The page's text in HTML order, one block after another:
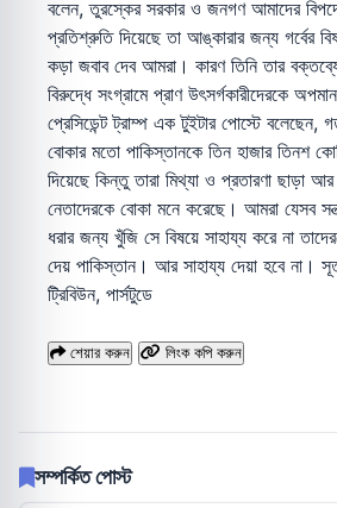
বলেন, তুরস্কের সরকার ও জনগণ আমাদের
প্রতিশ্রুতি দিয়েছে তা আঙ্কারার জন্য গর্বের
কড়া জবাব দেব আমরা। কারণ তিনি তার
বিরুদ্ধে সংগ্রামে প্রাণ উৎসর্গকারীদেরকে
প্রেসিডেন্ট ট্রাম্প এক টুইটার পোস্টে বলেছেন,
বোকার মতো পাকিস্তানকে তিন হাজার তিনশ
দিয়েছে কিন্তু তারা মিথ্যা ও প্রতারণা ছাড়া
নেতাদেরকে বোকা মনে করেছে। আমরা যেসব
ধরার জন্য খুঁজি সে বিষয়ে সাহায্য করে না
দেয় পাকিস্তান। আর সাহায্য দেয়া হবে না।
ট্রিবিউন, পার্সটুডে
শেয়ার করুন লিংক কপি করুন
সম্পর্কিত পোস্ট